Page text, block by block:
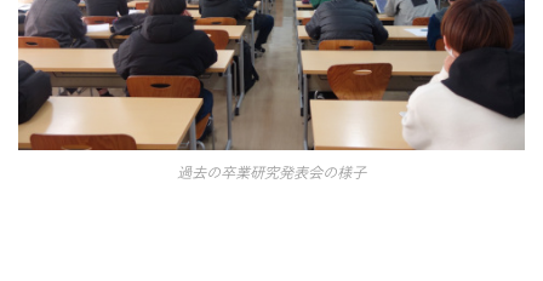
過去の卒業研究発表会の様子